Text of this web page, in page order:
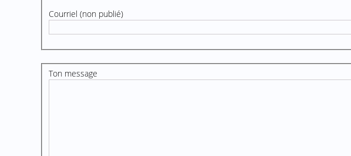
Courriel (non publié)
Ton message